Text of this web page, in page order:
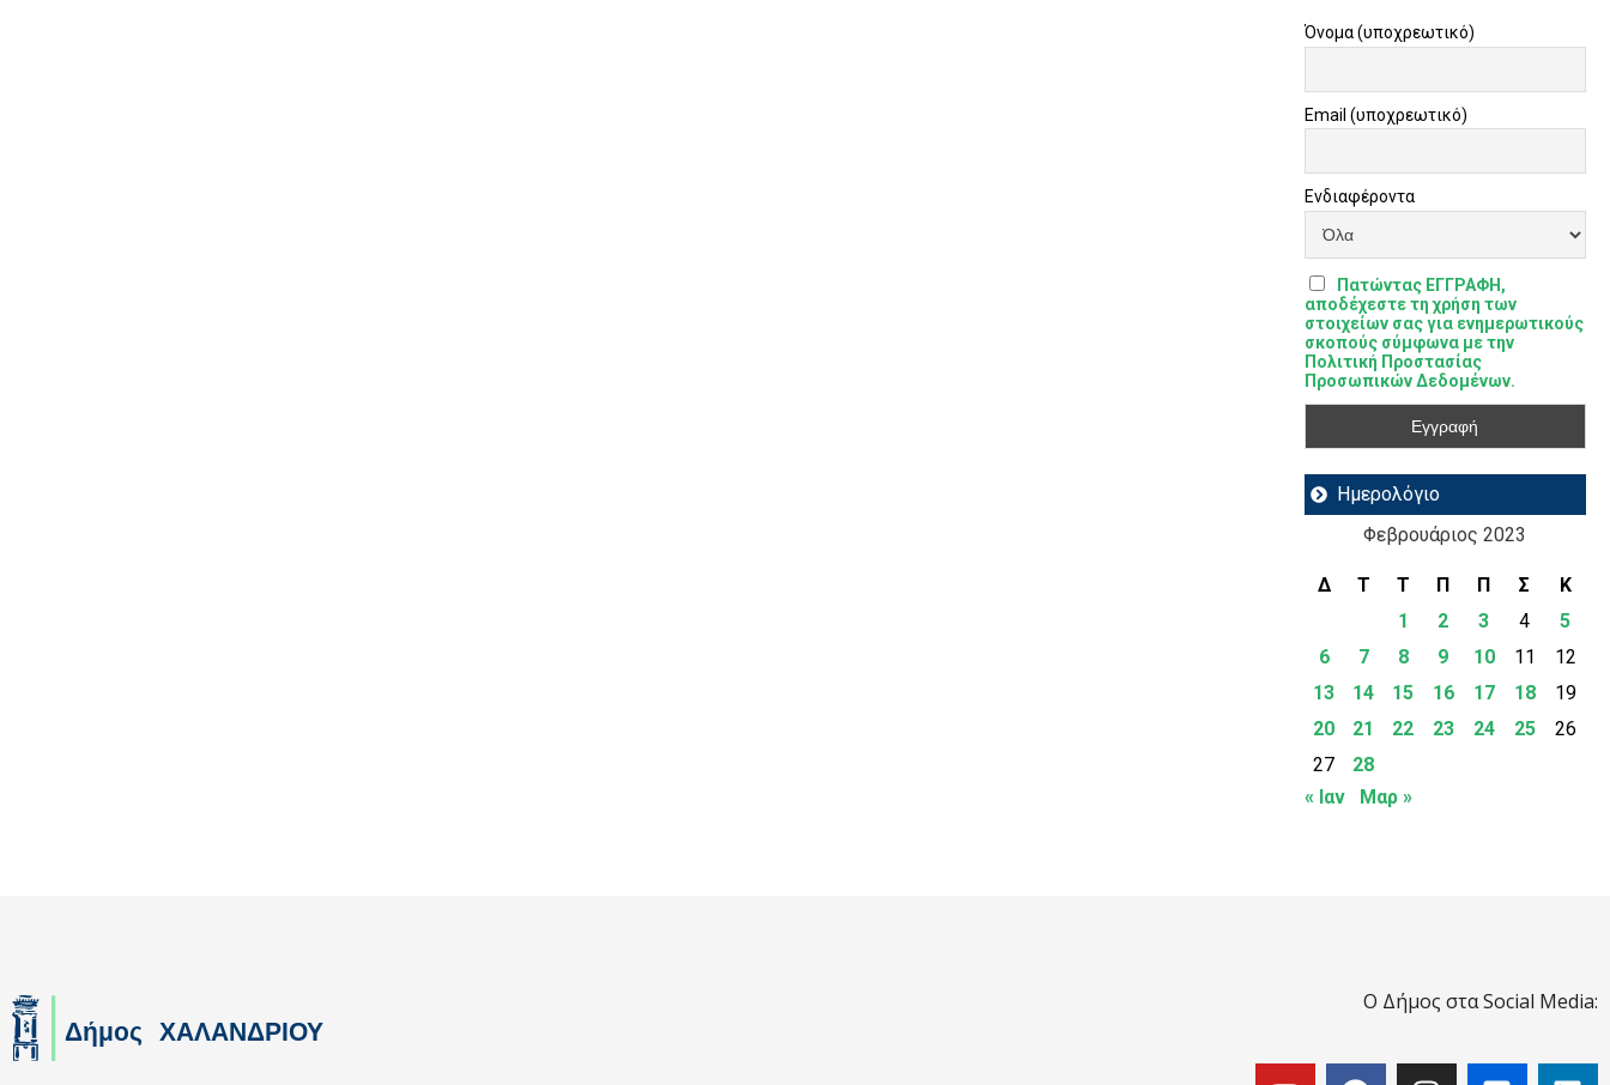
Όνομα (υποχρεωτικό)
Email (υποχρεωτικό)
Ενδιαφέροντα
Πατώντας ΕΓΓΡΑΦΗ,
αποδέχεστε τη χρήση των
στοιχείων σας για ενημερωτικούς
σκοπούς σύμφωνα με την
Πολιτική Προστασίας
Προσωπικών Δεδομένων.
Ημερολόγιο
Φεβρουάριος 2023
Δ Τ Τ Π Π Σ
Κ
1
2 3 4
5
6
7 8 9 10 11
12
13
14 15 16 17 18
19
20
21 22 23 24 25
26
27
28
« Ιαν
Μαρ »
Ο Δήμος στα Social Media: